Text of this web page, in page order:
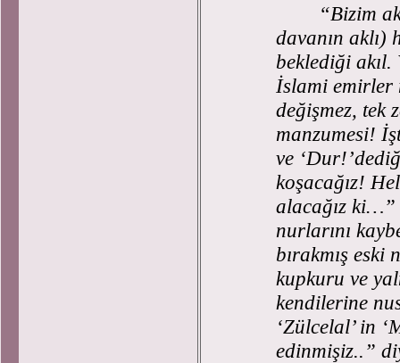
“Bizim
davanın aklı)
beklediği akıl.
İslami emirler
değişmez, tek
manzumesi!
ve
koşacağız!
alacağız ki…”
nurlarını
bırakmış eski
kupkuru ve
kendilerine
‘Zülcelal’ in
edinmişiz..”